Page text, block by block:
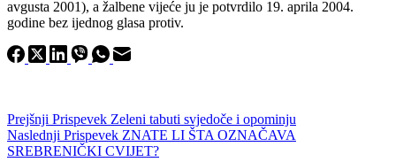
avgusta 2001), a žalbene vijeće ju je potvrdilo 19. aprila 2004.
godine bez ijednog glasa protiv.
Prejšnji Prispevek Zeleni tabuti svjedoče i opominju
Naslednji Prispevek ZNATE LI ŠTA OZNAČAVA
SREBRENIČKI CVIJET?